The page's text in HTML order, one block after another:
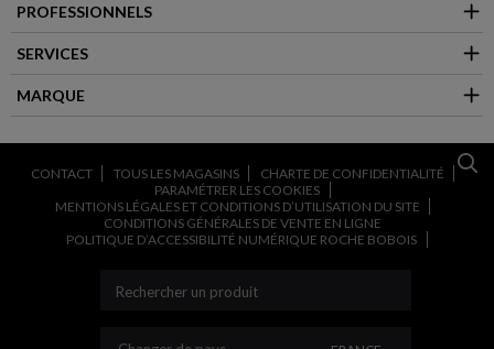
PROFESSIONNELS
SERVICES
MARQUE
CONTACT TOUS LES MAGASINS
CHARTE DE CONFIDENTIALITÉ
PARAMÉTRER LES COOKIES
MENTIONS LÉGALES ET CONDITIONS D’UTILISATION DU SITE
CONDITIONS GÉNÉRALES DE VENTE EN LIGNE
POLITIQUE D’ACCESSIBILITÉ NUMÉRIQUE ROCHE BOBOIS